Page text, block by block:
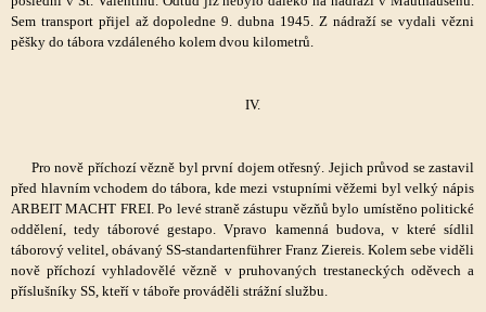
Sem transport přijel až dopoledne 9. dubna 1945. Z nádraží se vydali vězni
pěšky do tábora vzdáleného kolem dvou kilometrů.
IV.
Pro nově příchozí vězně byl první dojem otřesný. Jejich průvod se zastavil
před hlavním vchodem do tábora, kde mezi vstupními věžemi byl velký nápis
ARBEIT MACHT FREI. Po levé straně zástupu vězňů bylo umístěno politické
oddělení, tedy táborové gestapo. Vpravo kamenná budova, v které sídlil
táborový velitel, obávaný SS-standartenführer Franz Ziereis. Kolem sebe viděli
nově příchozí vyhladovělé vězně v pruhovaných trestaneckých oděvech a
příslušníky SS, kteří v táboře prováděli strážní službu.